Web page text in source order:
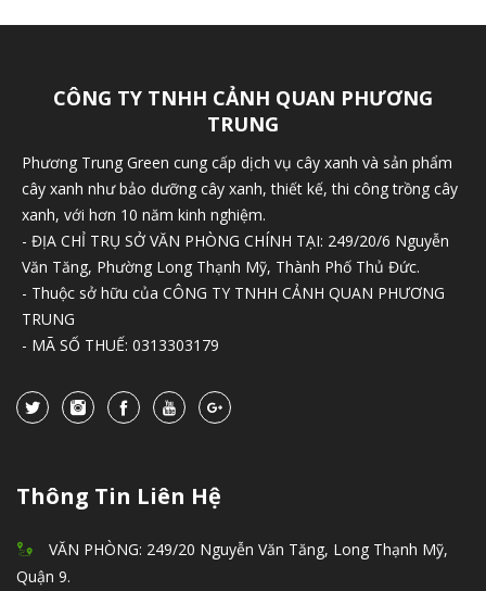
CÔNG TY TNHH CẢNH QUAN PHƯƠNG
TRUNG
Phương Trung Green cung cấp dịch vụ cây xanh và sản phẩm
cây xanh như bảo dưỡng cây xanh, thiết kế, thi công trồng cây
xanh, với hơn 10 năm kinh nghiệm.
- ĐỊA CHỈ TRỤ SỞ VĂN PHÒNG CHÍNH TẠI: 249/20/6 Nguyễn
Văn Tăng, Phường Long Thạnh Mỹ, Thành Phố Thủ Đức.
- Thuộc sở hữu của CÔNG TY TNHH CẢNH QUAN PHƯƠNG
TRUNG
- MÃ SỐ THUẾ: 0313303179
Thông Tin Liên Hệ
VĂN PHÒNG: 249/20 Nguyễn Văn Tăng, Long Thạnh Mỹ,
Quận 9.